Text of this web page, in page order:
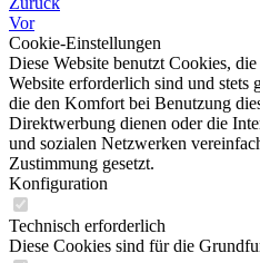
Vor
Cookie-Einstellungen
Diese Website benutzt Cookies,
Website erforderlich sind und stets
die den Komfort bei Benutzung
Direktwerbung dienen oder die
und sozialen Netzwerken
Zustimmung gesetzt.
Konfiguration
Technisch erforderlich
Diese Cookies sind für die